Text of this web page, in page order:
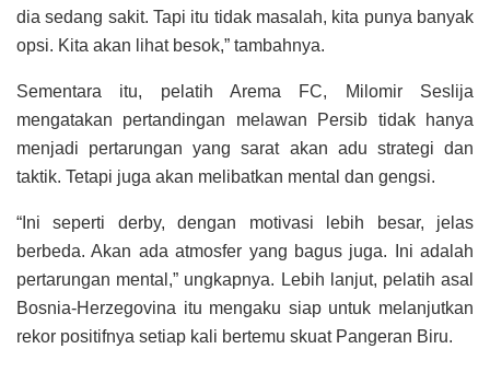
dia sedang sakit. Tapi itu tidak masalah, kita punya banyak
opsi. Kita akan lihat besok,” tambahnya.
Sementara itu, pelatih Arema FC, Milomir Seslija
mengatakan pertandingan melawan Persib tidak hanya
menjadi pertarungan yang sarat akan adu strategi dan
taktik. Tetapi juga akan melibatkan mental dan gengsi.
“Ini seperti derby, dengan motivasi lebih besar, jelas
berbeda. Akan ada atmosfer yang bagus juga. Ini adalah
pertarungan mental,” ungkapnya. Lebih lanjut, pelatih asal
Bosnia-Herzegovina itu mengaku siap untuk melanjutkan
rekor positifnya setiap kali bertemu skuat Pangeran Biru.